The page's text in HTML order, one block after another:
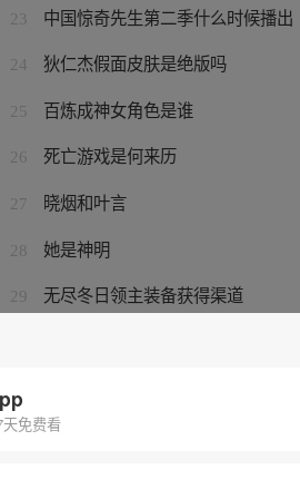
23 中国惊奇先生第二季什么时候播出
24 狄仁杰假面皮肤是绝版吗
25 百炼成神女角色是谁
26 死亡游戏是何来历
27 晓烟和叶言
28 她是神明
29 无尽冬日领主装备获得渠道
免费看